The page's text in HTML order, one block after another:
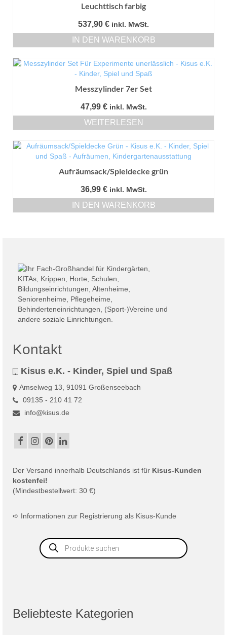
mehrere
auf.
Die
Optionen
können
auf
Produktseite
werden
Leuchttisch farbig
537,90 € inkl. MwSt.
IN DEN WARENKORB
Messzylinder 7er Set
47,99 € inkl. MwSt.
WEITERLESEN
Aufräumsack/Spieldecke grün
36,99 € inkl. MwSt.
IN DEN WARENKORB
Kontakt
Kisus e.K. - Kinder, Spiel und Spaß
Amselweg 13, 91091 Großenseebach
09135 - 210 41 72
info@kisus.de
Der Versand innerhalb Deutschlands ist für Kisus-Kunden
kostenfei!
(Mindestbestellwert: 30 €)
➪ Informationen zur Registrierung als Kisus-Kunde
Products
search
Beliebteste Kategorien